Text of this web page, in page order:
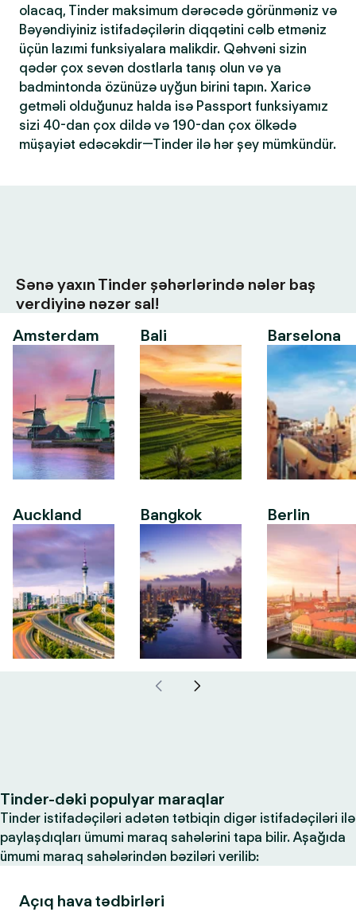
olacaq, Tinder maksimum dərəcədə görünməniz və
Bəyəndiyiniz istifadəçilərin diqqətini cəlb etməniz
üçün lazımi funksiyalara malikdir. Qəhvəni sizin
qədər çox sevən dostlarla tanış olun və ya
badmintonda özünüzə uyğun birini tapın. Xaricə
getməli olduğunuz halda isə Passport funksiyamız
sizi 40-dan çox dildə və 190-dan çox ölkədə
müşayiət edəcəkdir—Tinder ilə hər şey mümkündür.
Sənə yaxın Tinder şəhərlərində nələr baş
verdiyinə nəzər sal!
Amsterdam
Auckland
Bali
Bangkok
Barselona
Berlin
Tinder-dəki populyar maraqlar
Tinder istifadəçiləri adətən tətbiqin digər istifadəçiləri ilə
paylaşdıqları ümumi maraq sahələrini tapa bilir. Aşağıda
ümumi maraq sahələrindən bəziləri verilib:
Açıq hava tədbirləri